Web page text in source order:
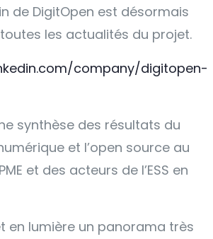
de DigitOpen est désormais
les actualités du projet.
company/digitopen-
synthèse des résultats du
et l’open source au
et des acteurs de l’ESS en
en lumière un panorama très